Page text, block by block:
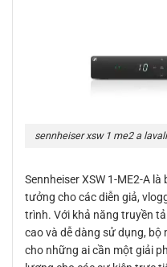
sennheiser xsw 1 me2 a
Sennheiser XSW 1-ME2-A
tưởng cho các diễn giả,
trình. Với khả năng truyền
cao và dễ dàng sử dụng,
cho những ai cần một giải